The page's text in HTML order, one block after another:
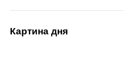
Картина дня